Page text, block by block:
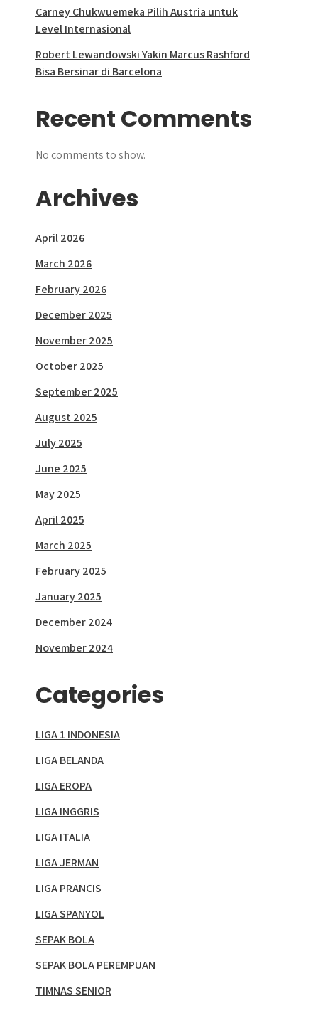
Carney Chukwuemeka Pilih Austria untuk
Level Internasional
Robert Lewandowski Yakin Marcus Rashford
Bisa Bersinar di Barcelona
Recent Comments
No comments to show.
Archives
April 2026
March 2026
February 2026
December 2025
November 2025
October 2025
September 2025
August 2025
July 2025
June 2025
May 2025
April 2025
March 2025
February 2025
January 2025
December 2024
November 2024
Categories
LIGA 1 INDONESIA
LIGA BELANDA
LIGA EROPA
LIGA INGGRIS
LIGA ITALIA
LIGA JERMAN
LIGA PRANCIS
LIGA SPANYOL
SEPAK BOLA
SEPAK BOLA PEREMPUAN
TIMNAS SENIOR